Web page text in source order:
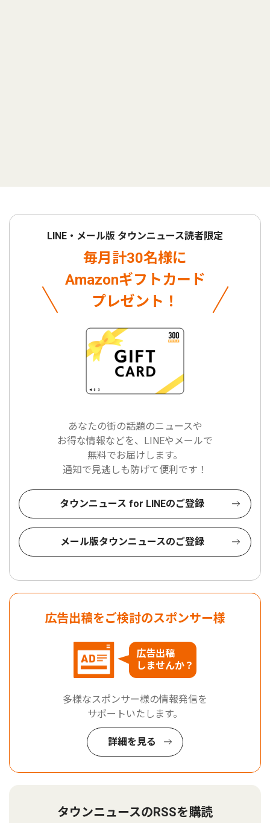
LINE・メール版 タウンニュース読者限定
毎月計30名様に
Amazonギフトカード
プレゼント！
あなたの街の話題のニュースや
お得な情報などを、LINEやメールで
無料でお届けします。
通知で見逃しも防げて便利です！
タウンニュース for LINEのご登録
メール版タウンニュースのご登録
広告出稿をご検討のスポンサー様
広告出稿
しませんか？
多様なスポンサー様の情報発信を
サポートいたします。
詳細を見る
タウンニュースのRSSを購読